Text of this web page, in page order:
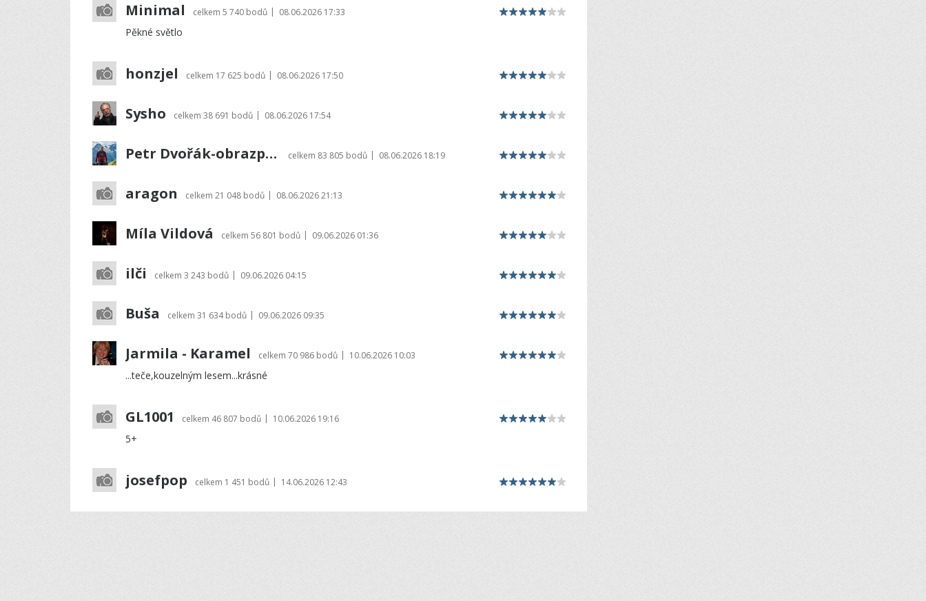
Minimal celkem 5 740 bodů | 08.06.2026 17:33
Pěkné světlo
honzjel celkem 17 625 bodů | 08.06.2026 17:50
Sysho celkem 38 691 bodů | 08.06.2026 17:54
Petr Dvořák-obrazprovas.cz celkem 83 805 bodů | 08.06.2026 18:19
aragon celkem 21 048 bodů | 08.06.2026 21:13
Míla Vildová celkem 56 801 bodů | 09.06.2026 01:36
ilči celkem 3 243 bodů | 09.06.2026 04:15
Buša celkem 31 634 bodů | 09.06.2026 09:35
Jarmila - Karamel celkem 70 986 bodů | 10.06.2026 10:03
...teče,kouzelným lesem...krásné
GL1001 celkem 46 807 bodů | 10.06.2026 19:16
5+
josefpop celkem 1 451 bodů | 14.06.2026 12:43